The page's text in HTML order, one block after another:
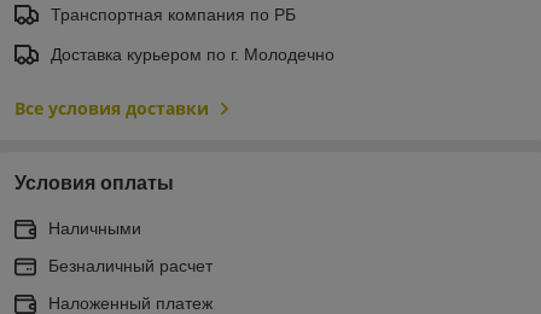
Транспортная компания по РБ
Доставка курьером по г. Молодечно
Все условия доставки
Условия оплаты
Наличными
Безналичный расчет
Наложенный платеж